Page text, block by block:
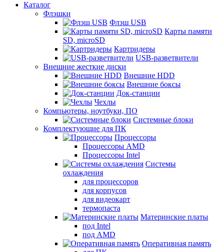
Каталог
Флэшки
Флэш USB
Карты памяти
SD, microSD
Картридеры
USB-разветвители
Внешние жесткие диски
Внешние HDD
Внешние боксы
Док-станции
Чехлы
Компьютеры, ноутбуки, ПО
Системные блоки
Комплектующие для ПК
Процессоры
Процессоры AMD
Процессоры Intel
Системы
охлаждения
для процессоров
для корпусов
для видеокарт
термопаста
Материнские платы
под Intel
под AMD
Оперативная память